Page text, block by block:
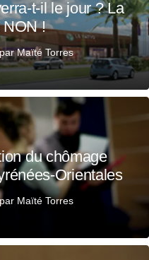
t-il le jour ? La
!
Maïté Torres
du chômage
Orientales
Maïté Torres